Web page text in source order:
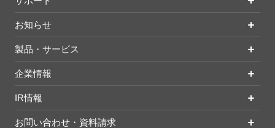
お知らせ
製品・サービス
企業情報
IR情報
お問い合わせ・資料請求